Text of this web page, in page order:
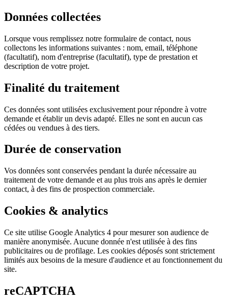
Données collectées
Lorsque vous remplissez notre formulaire de contact, nous
collectons les informations suivantes : nom, email, téléphone
(facultatif), nom d'entreprise (facultatif), type de prestation et
description de votre projet.
Finalité du traitement
Ces données sont utilisées exclusivement pour répondre à votre
demande et établir un devis adapté. Elles ne sont en aucun cas
cédées ou vendues à des tiers.
Durée de conservation
Vos données sont conservées pendant la durée nécessaire au
traitement de votre demande et au plus trois ans après le dernier
contact, à des fins de prospection commerciale.
Cookies & analytics
Ce site utilise Google Analytics 4 pour mesurer son audience de
manière anonymisée. Aucune donnée n'est utilisée à des fins
publicitaires ou de profilage. Les cookies déposés sont strictement
limités aux besoins de la mesure d'audience et au fonctionnement du
site.
reCAPTCHA